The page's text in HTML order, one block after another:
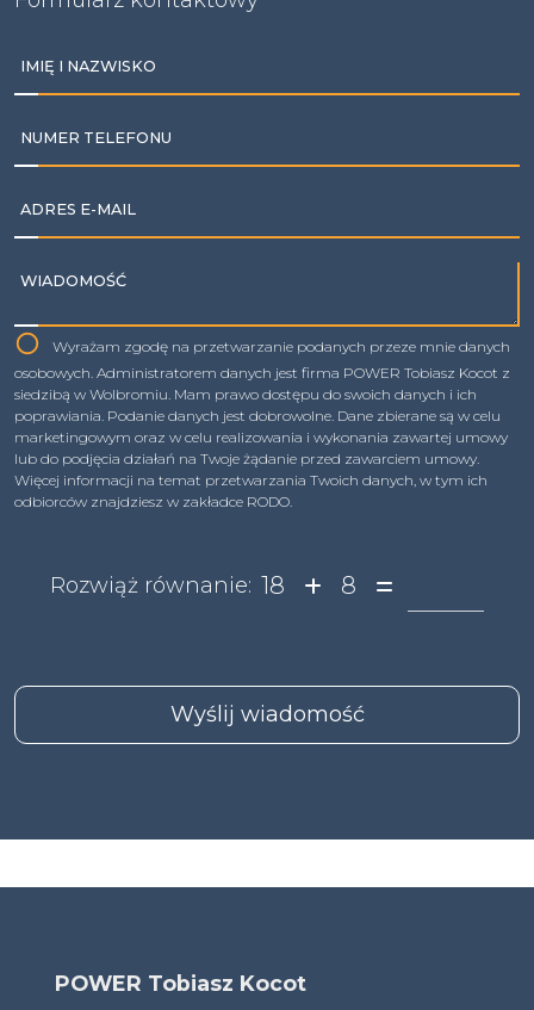
IMIĘ I NAZWISKO
NUMER TELEFONU
ADRES E-MAIL
WIADOMOŚĆ
Wyrażam zgodę na przetwarzanie podanych przeze mnie danych
osobowych. Administratorem danych jest firma POWER Tobiasz Kocot z
siedzibą w Wolbromiu. Mam prawo dostępu do swoich danych i ich
poprawiania. Podanie danych jest dobrowolne. Dane zbierane są w celu
marketingowym oraz w celu realizowania i wykonania zawartej umowy
lub do podjęcia działań na Twoje żądanie przed zawarciem umowy.
Więcej informacji na temat przetwarzania Twoich danych, w tym ich
odbiorców znajdziesz w zakładce RODO.
Rozwiąż równanie: 18 8
POWER Tobiasz Kocot